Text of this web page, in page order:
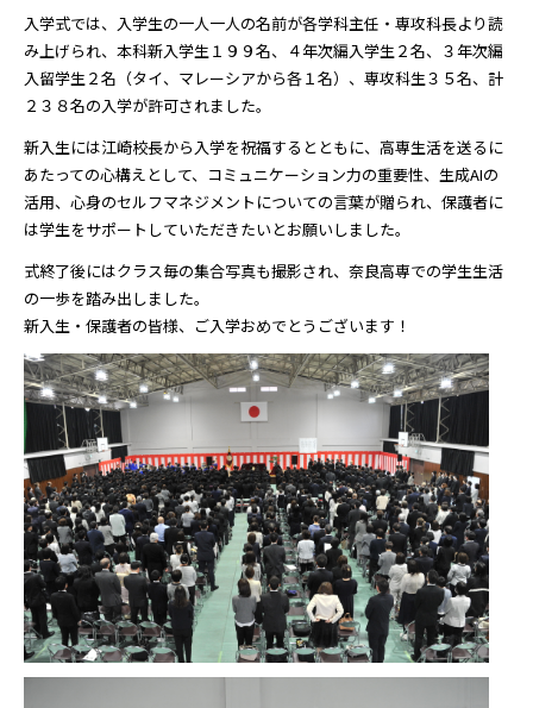
入学式では、入学生の一人一人の名前が各学科主任・専攻科長より読
み上げられ、本科新入学生１９９名、４年次編入学生２名、３年次編
入留学生２名（タイ、マレーシアから各１名）、専攻科生３５名、計
２３８名の入学が許可されました。
新入生には江崎校長から入学を祝福するとともに、高専生活を送るに
あたっての心構えとして、コミュニケーション力の重要性、生成AIの
活用、心身のセルフマネジメントについての言葉が贈られ、保護者に
は学生をサポートしていただきたいとお願いしました。
式終了後にはクラス毎の集合写真も撮影され、奈良高専での学生生活
の一歩を踏み出しました。
新入生・保護者の皆様、ご入学おめでとうございます！